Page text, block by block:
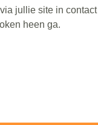
jullie site in
heen ga.